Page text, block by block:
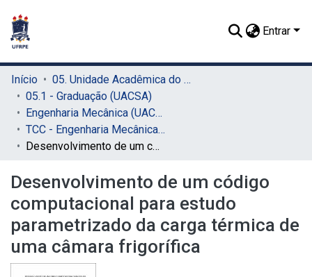
Entrar
Início
05. Unidade Acadêmica do Cabo de Santo Agostinho (UACSA)
05.1 - Graduação (UACSA)
Engenharia Mecânica (UACSA)
TCC - Engenharia Mecânica (UACSA)
Desenvolvimento de um código computacional para estudo parametrizado da carga térmica de uma câmara frigorífica
Desenvolvimento de um código
computacional para estudo
parametrizado da carga térmica de
uma câmara frigorífica